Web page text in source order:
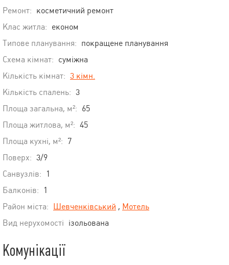
Ремонт: косметичний ремонт
Клас житла: економ
Типове планування: покращене планування
Схема кімнат: суміжна
Кількість кімнат: 3 кімн.
Кількість спалень: 3
Площа загальна, м²: 65
Площа житлова, м²: 45
Площа кухні, м²: 7
Поверх: 3/9
Санвузлів:
1
Балконів:
1
Район міста: Шевченківський , Мотель
Вид нерухомості ізольована
Комунікації